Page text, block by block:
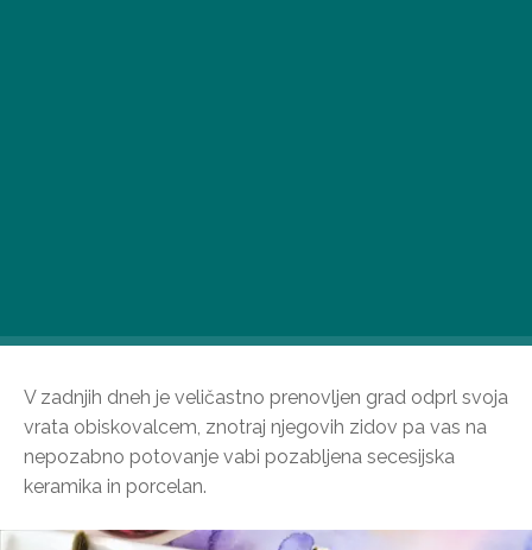
V zadnjih dneh je veličastno prenovljen grad odprl svoja
vrata obiskovalcem, znotraj njegovih zidov pa vas na
nepozabno potovanje vabi pozabljena secesijska
keramika in porcelan.